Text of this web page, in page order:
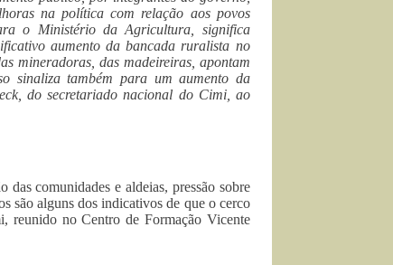
na política com relação aos povos
o Ministério da Agricultura, significa
aumento da bancada ruralista no
mineradoras, das madeireiras, apontam
sinaliza também para um aumento da
do secretariado nacional do Cimi, ao
comunidades e aldeias, pressão sobre
são alguns dos indicativos de que o cerco
reunido no Centro de Formação Vicente